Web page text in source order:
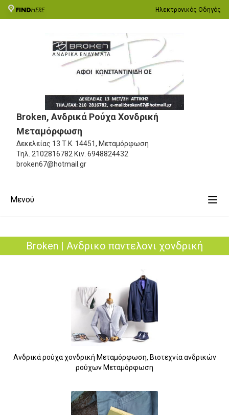
Ηλεκτρονικός Οδηγός
Broken, Ανδρικά Ρούχα Χονδρική
Μεταμόρφωση
Δεκελείας 13 Τ.Κ. 14451, Μεταμόρφωση
Τηλ. 2102816782 Κιν. 6948824432
broken67@hotmail.gr
Μενού
Broken | Ανδρικο παντελονι χονδρική
Ανδρικά ρούχα χονδρική Μεταμόρφωση, Βιοτεχνία ανδρικών
ρούχων Μεταμόρφωση